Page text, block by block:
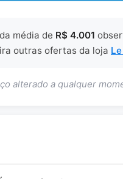
média de R$ 4.001
outras ofertas da loja
alterado a qualquer